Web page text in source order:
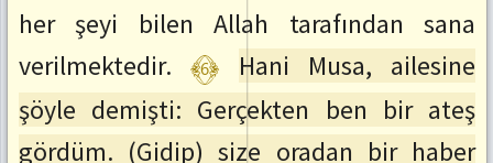
:
her şeyi bilen Allah tarafından sana
verilmektedir. ﴾6﴿
Hani Musa, ailesine
şöyle demişti: Gerçekten ben bir ateş
gördüm. (Gidip) size oradan bir haber